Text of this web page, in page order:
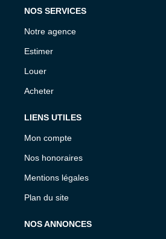
NOS SERVICES
Notre agence
Estimer
Louer
Acheter
LIENS UTILES
Mon compte
Nos honoraires
Mentions légales
Plan du site
NOS ANNONCES